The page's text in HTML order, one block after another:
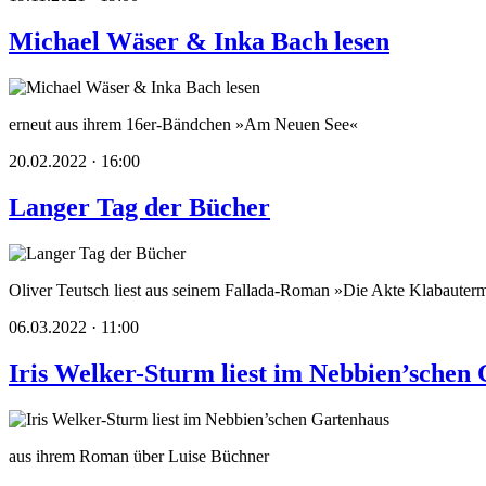
Michael Wäser & Inka Bach lesen
erneut aus ihrem 16er-Bändchen »Am Neuen See«
20.02.2022 · 16:00
Langer Tag der Bücher
Oliver Teutsch liest aus seinem Fallada-Roman »Die Akte
06.03.2022 · 11:00
Iris Welker-Sturm liest im Nebbien’schen
aus ihrem Roman über Luise Büchner